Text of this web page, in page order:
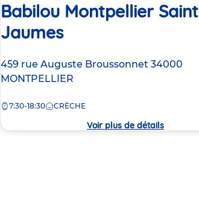
Babilou Montpellier Saint
Jaumes
Adresse
de
crèche
459 rue Auguste Broussonnet 34000
MONTPELLIER
7:30-18:30 CRÈCHE
Voir plus de détails